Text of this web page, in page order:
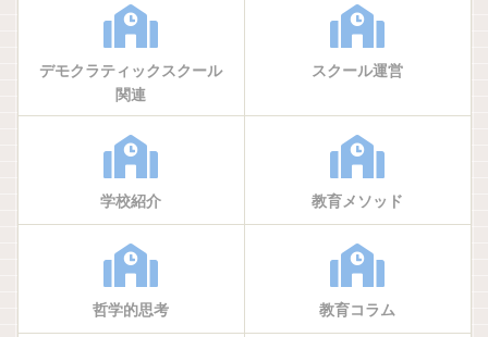
デモクラティックスクール
関連
スクール運営
学校紹介 教育メソッド
哲学的思考 教育コラム